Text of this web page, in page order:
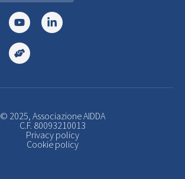
© 2025, Associazione AIDDA
C.F. 80093210013
Privacy policy
Cookie policy